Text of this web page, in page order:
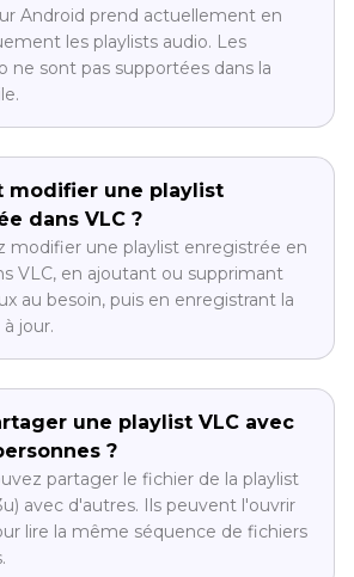
Android prend actuellement en
les playlists audio. Les
ne sont pas supportées dans la
modifier une playlist
dans VLC ?
modifier une playlist enregistrée en
VLC, en ajoutant ou supprimant
au besoin, puis en enregistrant la
jour.
une playlist VLC avec
?
partager le fichier de la playlist
avec d'autres. Ils peuvent l'ouvrir
lire la même séquence de fichiers